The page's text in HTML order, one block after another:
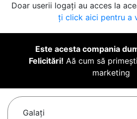
Doar userii logați au acces la
ți click aici pentru a
Este acesta compania
Felicitări! Aă cum să
marketing
Galaţi